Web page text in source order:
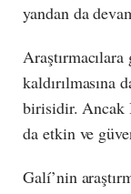
yandan da
birisidir. Ancak
da etkin ve
Galí’nin